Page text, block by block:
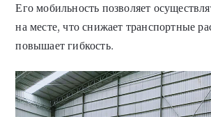
Его мобильность позволяет
на месте, что снижает транспортные
повышает гибкость.